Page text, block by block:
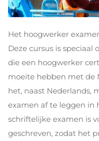
Het hoogwerker
Deze cursus is
die een hoogwerker
moeite hebben met de
het, naast Nederlands,
examen af te leggen in
schriftelijke examen is
geschreven, zodat het